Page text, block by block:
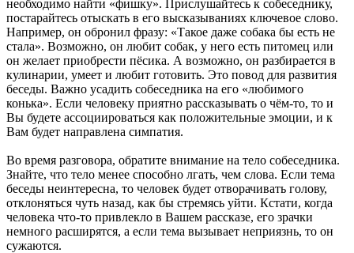
необходимо найти «фишку». Прислушайтесь к собеседнику,
постарайтесь отыскать в его высказываниях ключевое слово.
Например, он обронил фразу: «Такое даже собака бы есть не
стала». Возможно, он любит собак, у него есть питомец или
он желает приобрести пёсика. А возможно, он разбирается в
кулинарии, умеет и любит готовить. Это повод для развития
беседы. Важно усадить собеседника на его «любимого
конька». Если человеку приятно рассказывать о чём-то, то и
Вы будете ассоциироваться как положительные эмоции, и к
Вам будет направлена симпатия.
Во время разговора, обратите внимание на тело собеседника.
Знайте, что тело менее способно лгать, чем слова. Если тема
беседы неинтересна, то человек будет отворачивать голову,
отклоняться чуть назад, как бы стремясь уйти. Кстати, когда
человека что-то привлекло в Вашем рассказе, его зрачки
немного расширятся, а если тема вызывает неприязнь, то он
сужаются.